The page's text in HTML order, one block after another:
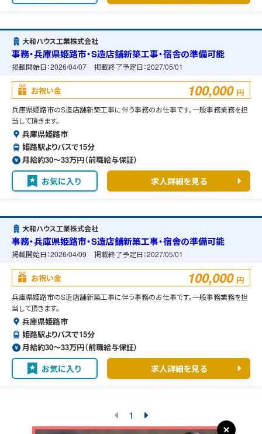
大和ハウス工業株式会社
事務・兵庫県姫路市・S造店舗新築工事・宿舎の準備可能
掲載開始日：2026/04/07 掲載終了予定日：2027/05/01
お祝い金 100,000 円
兵庫県姫路市のS造店舗新築工事に伴う事務のお仕事です。一般事務業務を担
当して頂きます。
兵庫県姫路市
姫路駅よりバスで15分
月給約30〜33万円（前職給与保証）
お気に入り 求人詳細を見る
大和ハウス工業株式会社
事務・兵庫県姫路市・S造店舗新築工事・宿舎の準備可能
掲載開始日：2026/04/09 掲載終了予定日：2027/05/01
お祝い金 100,000 円
兵庫県姫路市のS造店舗新築工事に伴う事務のお仕事です。一般事務業務を担
当して頂きます。
兵庫県姫路市
姫路駅よりバスで15分
月給約30〜33万円（前職給与保証）
お気に入り 求人詳細を見る
1